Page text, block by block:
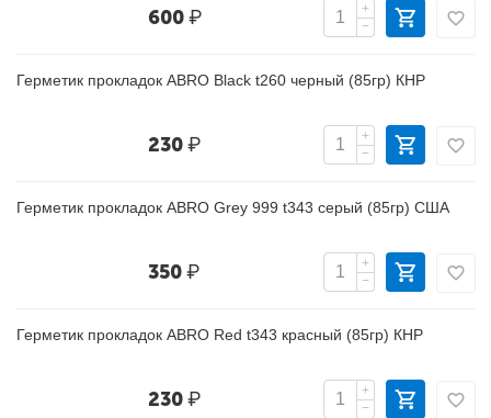
600₽
+
−
Герметик прокладок ABRO Black t260 черный (85гр) КНР
230₽
+
−
Герметик прокладок ABRO Grey 999 t343 серый (85гр) США
350₽
+
−
Герметик прокладок ABRO Red t343 красный (85гр) КНР
230₽
+
−